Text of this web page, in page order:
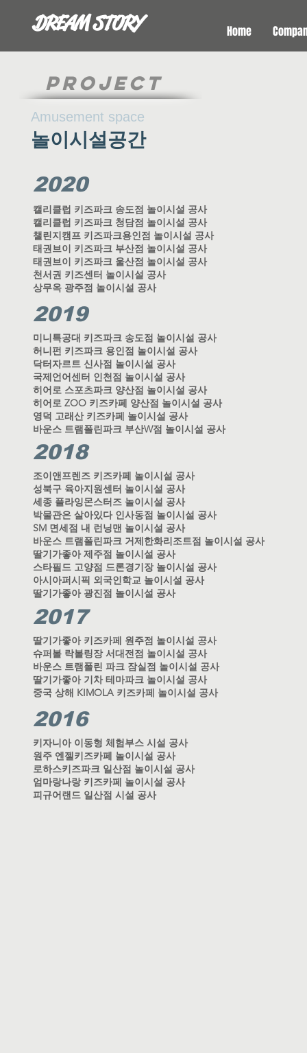
DREAM STORY Home
PROJECT
2020
캘리클럽 키즈파크 송도점 놀이시설 공사
캘리클럽 키즈파크 청담점 놀이시설 공사
챌린지캠프 키즈파크용인점 놀이시설 공사
태권브이 키즈파크 부산점 놀이시설 공사
태권브이 키즈파크 울산점 놀이시설 공사
천서권 키즈센터 놀이시설 공사
상무옥 광주점 놀이시설 공사
2019
미니특공대 키즈파크 송도점 놀이시설 공사
허니펀 키즈파크 용인점 놀이시설 공사
닥터자르트 신사점 놀이시설 공사
​국제언어센터 인천점 놀이시설 공사
히어로 스포츠파크 양산점 놀이시설 공사
히어로 ZOO 키즈카페 양산점 놀이시설 공사
영덕 고래산 키즈카페 놀이시설 공사
바운스 트램폴린파크 부산W점 놀이시설 공사
2018
조이앤프렌즈 키즈카페 놀이시설 공사
성북구 육아지원센터 놀이시설 공사
세종 플라잉몬스터즈 놀이시설 공사
박물관은 살아있다 인사동점 놀이시설 공사
SM 면세점 내 런닝맨 놀이시설 공사
바운스 트램폴린파크 거제한화리조트점 놀이시설 공사
딸기가좋아 제주점 놀이시설 공사
스타필드 고양점 드론경기장 놀이시설 공사
아시아퍼시픽 외국인학교 놀이시설 공사
딸기가좋아 광진점 놀이시설 공사
2017
딸기가좋아 키즈카페 원주점 놀이시설 공사
슈퍼볼 락볼링장 서대전점 놀이시설 공사
바운스 트램폴린 파크 잠실점 놀이시설 공사
딸기가좋아 기차 테마파크 놀이시설 공사
중국 상해 KIMOLA 키즈카페 놀이시설 공사
2016
키자니아 이동형 체험부스 시설 공사
원주 엔젤키즈카페 놀이시설 공사
로하스키즈파크 일산점 놀이시설 공사
엄마랑나랑 키즈카페 놀이시설 공사
피규어랜드 일산점 시설 공사
Amusement space
​놀이시설공간